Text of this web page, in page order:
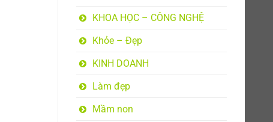
KHOA HỌC – CÔNG NGHỆ
Khỏe – Đẹp
KINH DOANH
Làm đẹp
Mầm non